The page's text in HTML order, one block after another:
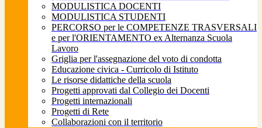
MODULISTICA DOCENTI
MODULISTICA STUDENTI
PERCORSO per le COMPETENZE TRASVERSALI
e per l'ORIENTAMENTO ex Alternanza Scuola
Lavoro
Griglia per l'assegnazione del voto di condotta
Educazione civica - Curricolo di Istituto
Le risorse didattiche della scuola
Progetti approvati dal Collegio dei Docenti
Progetti internazionali
Progetti di Rete
Collaborazioni con il territorio